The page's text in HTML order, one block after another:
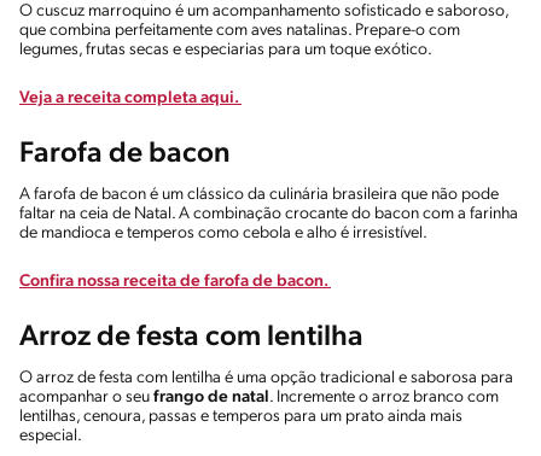
O cuscuz marroquino é um acompanhamento sofisticado e saboroso,
que combina perfeitamente com aves natalinas. Prepare-o com
legumes, frutas secas e especiarias para um toque exótico.
Veja a receita completa aqui.
Farofa de bacon
A farofa de bacon é um clássico da culinária brasileira que não pode
faltar na ceia de Natal. A combinação crocante do bacon com a farinha
de mandioca e temperos como cebola e alho é irresistível.
Confira nossa receita de farofa de bacon.
Arroz de festa com lentilha
O arroz de festa com lentilha é uma opção tradicional e saborosa para
acompanhar o seu frango de natal . Incremente o arroz branco com
lentilhas, cenoura, passas e temperos para um prato ainda mais
especial.